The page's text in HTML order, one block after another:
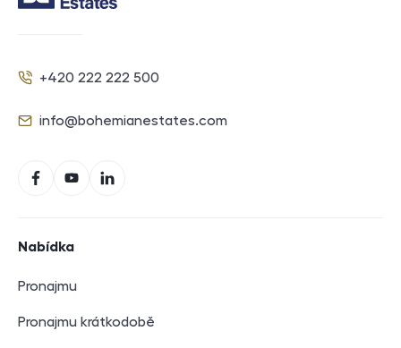
Telefon
+420 222 222 500
E-mail
info@bohemianestates.com
FacebookYouTubeLinkedIn
Nabídka
Pronajmu
Pronajmu krátkodobě